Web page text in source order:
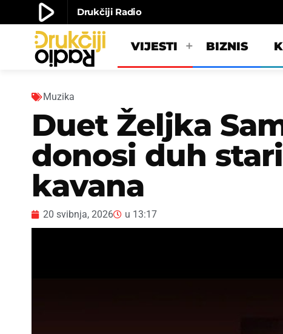
play_arrow Drukčiji Radio
play_arrow Drukčiji radioVIJESTI BIZNIS
Muzika
Duet Željka
donosi duh
kavana
20 svibnja, 2026 u 13:17